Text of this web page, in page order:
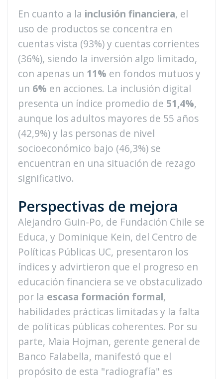
En cuanto a la inclusión financiera, el
uso de productos se concentra en
cuentas vista (93%) y cuentas corrientes
(36%), siendo la inversión algo limitado,
con apenas un 11% en fondos mutuos y
un 6% en acciones. La inclusión digital
presenta un índice promedio de 51,4%,
aunque los adultos mayores de 55 años
(42,9%) y las personas de nivel
socioeconómico bajo (46,3%) se
encuentran en una situación de rezago
significativo.
Perspectivas de mejora
Alejandro Guin-Po, de Fundación Chile se
Educa, y Dominique Kein, del Centro de
Políticas Públicas UC, presentaron los
índices y advirtieron que el progreso en
educación financiera se ve obstaculizado
por la escasa formación formal,
habilidades prácticas limitadas y la falta
de políticas públicas coherentes. Por su
parte, Maia Hojman, gerente general de
Banco Falabella, manifestó que el
propósito de esta "radiografía" es